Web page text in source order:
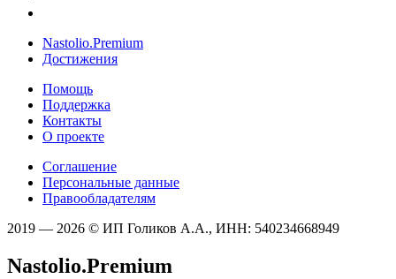
Nastolio.Premium
Достижения
Помощь
Поддержка
Контакты
О проекте
Соглашение
Персональные данные
Правообладателям
2019 — 2026 © ИП Голиков А.А., ИНН: 540234668949
Nastolio.Premium